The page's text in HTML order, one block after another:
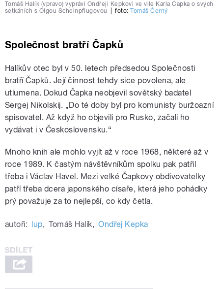
Tomáš Halík (vpravo) vypráví Ondřeji Kepkovi ve vile Karla Čapka o svých
setkáních s Olgou Scheinpflugovou
foto:Tomáš Černý
Společnost bratří Čapků
Halíkův otec byl v 50. letech předsedou Společnosti
bratří Čapků. Její činnost tehdy sice povolena, ale
utlumena. Dokud Čapka neobjevil sovětský badatel
Sergej Nikolskij. „Do té doby byl pro komunisty buržoazní
spisovatel. Až když ho objevili pro Rusko, začali ho
vydávat i v Československu.“
Mnoho knih ale mohlo vyjít až v roce 1968, některé až v
roce 1989. K častým návštěvníkům spolku pak patřil
třeba i Václav Havel. Mezi velké Čapkovy obdivovatelky
patří třeba dcera japonského císaře, která jeho pohádky
prý považuje za to nejlepší, co kdy četla.
autoři: lup, Tomáš Halík, Ondřej Kepka